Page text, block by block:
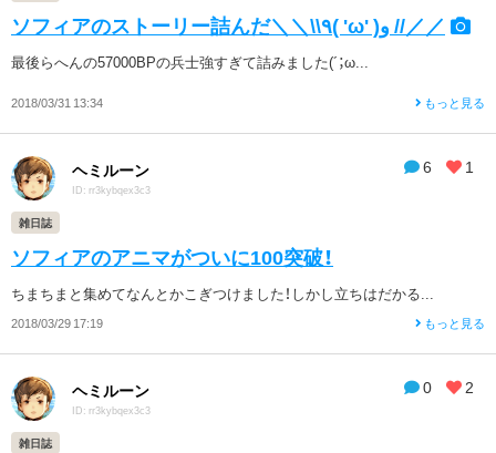
ソフィアのストーリー詰んだ＼＼\\٩( 'ω' )و //／／
最後らへんの57000BPの兵士強すぎて詰みました(´；ω...
2018/03/31 13:34 もっと見る
6 1
ヘミルーン
ID: rr3kybqex3c3
雑日誌
ソフィアのアニマがついに100突破！
ちまちまと集めてなんとかこぎつけました！しかし立ちはだかる...
2018/03/29 17:19 もっと見る
0 2
ヘミルーン
ID: rr3kybqex3c3
雑日誌